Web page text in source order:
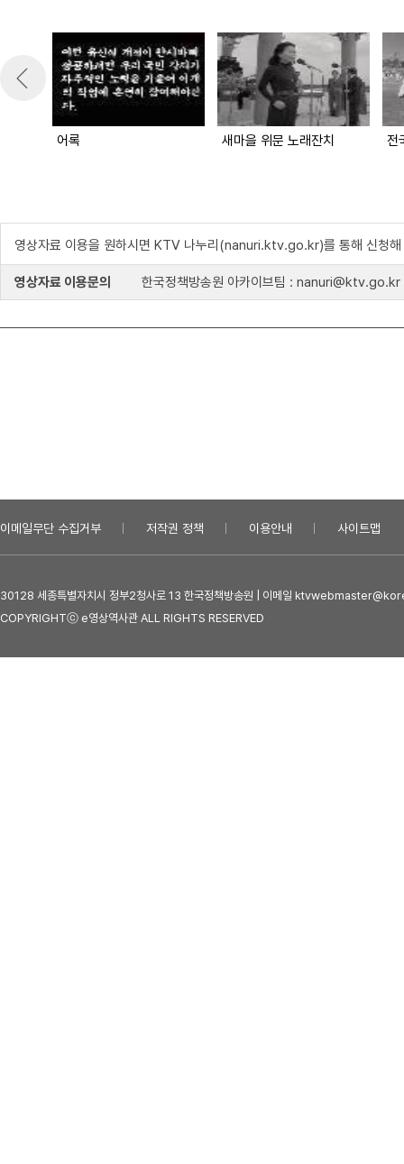
어록 새마을 위문 노래잔치 전
영상자료 이용을 원하시면 KTV 나누리(nanuri.ktv.go.kr)를 통해 신청해
영상자료 이용문의 한국정책방송원 아카이브팀 : nanuri@ktv.go.kr
이메일무단 수집거부 저작권 정책 이용안내 사이트맵
30128 세종특별자치시 정부2청사로 13 한국정책방송원 | 이메일
COPYRIGHTⓒ e영상역사관 ALL RIGHTS RESERVED